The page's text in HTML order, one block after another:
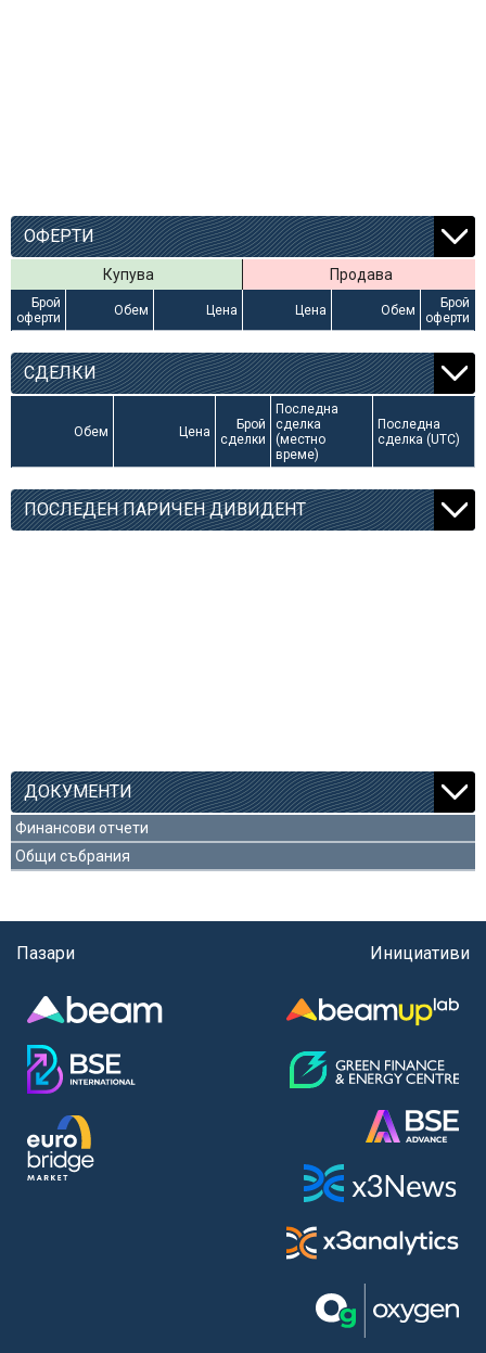
ОФЕРТИ
Купува Продава
Брой
оферти
Обем Цена Цена Обем
Брой
оферти
СДЕЛКИ
Обем Цена
Брой
сделки
Последна
сделка
(местно
време)
Последна
сделка (UTC)
ПОСЛЕДЕН ПАРИЧЕН ДИВИДЕНТ
ДОКУМЕНТИ
Финансови отчети
Общи събрания
Пазари Инициативи